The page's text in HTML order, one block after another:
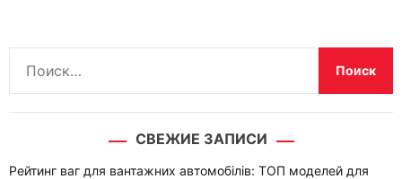
:
СВЕЖИЕ ЗАПИСИ
Рейтинг ваг для вантажних автомобілів: ТОП моделей для